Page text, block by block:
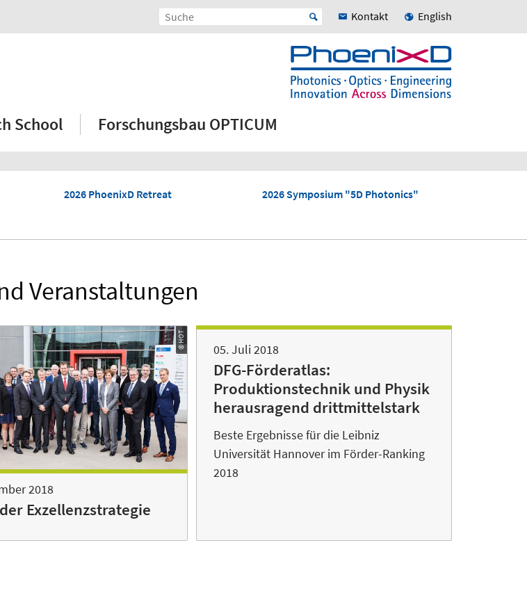
Kontakt English
School Forschungsbau OPTICUM
2026 PhoenixD Retreat 2026 Symposium "5D Photonics"
Veranstaltungen
© HOT
2018
Exzellenzstrategie
05. Juli 2018
DFG-Förderatlas:
Produktionstechnik und Physik
herausragend drittmittelstark
Beste Ergebnisse für die Leibniz
Universität Hannover im Förder-Ranking
2018